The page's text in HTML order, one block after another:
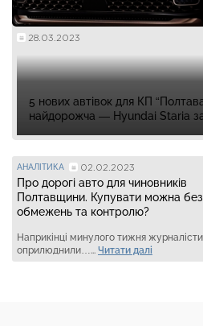
28.03.2023
5 нових автівок для КП
найдорожча — Hyundai Staria
АНАЛІТИКА 02.02.2023
Про дорогі авто для чиновників
Полтавщини. Купувати можна без
обмежень та контролю?
Наприкінці минулого тижня
оприлюднили…... Читати далі